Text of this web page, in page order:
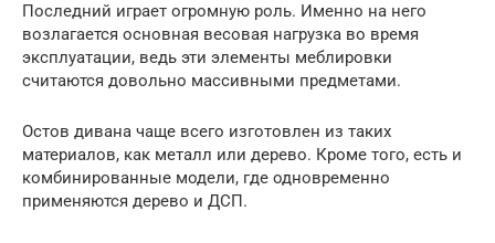
Последний играет огромную роль. Именно на него
возлагается основная весовая нагрузка во время
эксплуатации, ведь эти элементы меблировки
считаются довольно массивными предметами.
Остов дивана чаще всего изготовлен из таких
материалов, как металл или дерево. Кроме того, есть и
комбинированные модели, где одновременно
применяются дерево и ДСП.